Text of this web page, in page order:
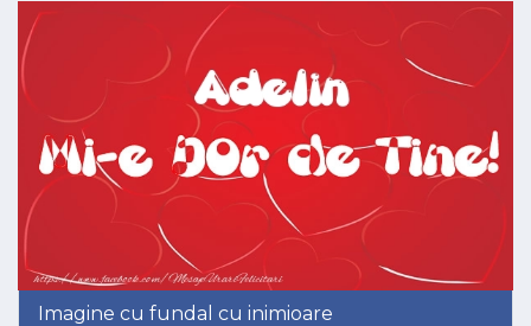
Imagine cu fundal cu inimioare